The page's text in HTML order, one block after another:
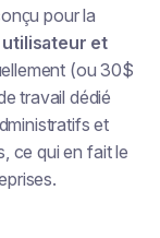
pour la
utilisateur et
(ou 30$
travail dédié
et
ce qui en fait le